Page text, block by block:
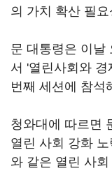
의 가치 확산 필
문 대통령은 이날
서 '열린사회와
번째 세션에 참석
청와대에 따르면
열린 사회 강화
와 같은 열린 사